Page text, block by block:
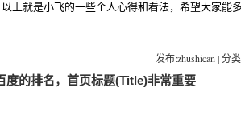
就是小飞的一些个人心得和看法，希望大家能
发布:zhushican | 分
度的排名，首页标题(Title)非常重要